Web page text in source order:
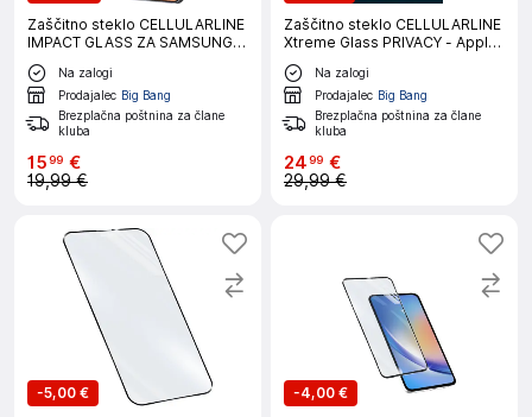
Zaščitno steklo CELLULARLINE
IMPACT GLASS ZA SAMSUNG
GALAXY S26+
Na zalogi
Prodajalec Big Bang
Brezplačna poštnina za člane
kluba
1599 €
19,99 €
Zaščitno steklo CELLULARLINE
Xtreme Glass PRIVACY - Apple
iPhone 17 PRO
Na zalogi
Prodajalec Big Bang
Brezplačna poštnina za člane
kluba
2499 €
29,99 €
-5,00 €
-4,00 €